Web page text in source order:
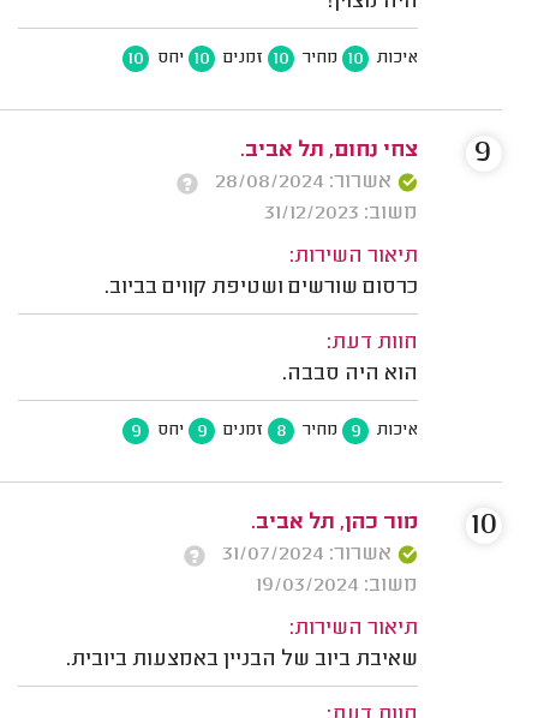
איכות 10 מחיר 10 זמנים 10 יחס 10
צחי נחום, תל אביב.
אשרור: 28/08/2024
משוב: 31/12/2023
תיאור השירות:
כרסום שורשים ושטיפת קווים בביוב.
חוות דעת:
הוא היה סבבה.
איכות 9 מחיר 8 זמנים 9 יחס 9
9
מור כהן, תל אביב.
אשרור: 31/07/2024
משוב: 19/03/2024
תיאור השירות:
שאיבת ביוב של הבניין באמצעות ביובית.
10